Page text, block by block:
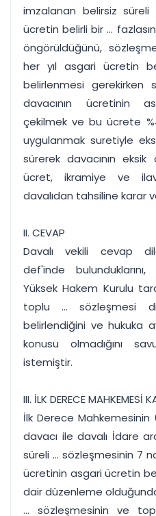
imzalanan belirsiz süreli
ücretin belirli bir ...
öngörüldüğünü,
her yıl asgari ücretin
belirlenmesi gerekirken
davacının ücretinin
çekilmek ve bu ücrete
uygulanmak suretiyle
sürerek davacının
ücret, ikramiye ve
davalıdan tahsiline karar
II. CEVAP
Davalı vekili cevap
def'inde
Yüksek Hakem Kurulu
toplu ... sözleşmesi
belirlendiğini ve hukuka
konusu olmadığını
istemiştir.
III. İLK DERECE MAHKEMESİ
İlk Derece Mahkemesinin
davacı ile davalı İdare
süreli ... sözleşmesinin 7
ücretinin asgari ücretin
dair düzenleme
... sözleşmesinin ve